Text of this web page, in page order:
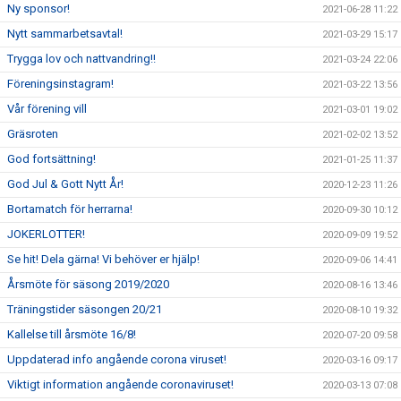
Ny sponsor! 2021-06-28 11:22
Nytt sammarbetsavtal! 2021-03-29 15:17
Trygga lov och nattvandring!! 2021-03-24 22:06
Föreningsinstagram! 2021-03-22 13:56
Vår förening vill 2021-03-01 19:02
Gräsroten 2021-02-02 13:52
God fortsättning! 2021-01-25 11:37
God Jul & Gott Nytt År! 2020-12-23 11:26
Bortamatch för herrarna! 2020-09-30 10:12
JOKERLOTTER! 2020-09-09 19:52
Se hit! Dela gärna! Vi behöver er hjälp! 2020-09-06 14:41
Årsmöte för säsong 2019/2020 2020-08-16 13:46
Träningstider säsongen 20/21 2020-08-10 19:32
Kallelse till årsmöte 16/8! 2020-07-20 09:58
Uppdaterad info angående corona viruset! 2020-03-16 09:17
Viktigt information angående coronaviruset! 2020-03-13 07:08